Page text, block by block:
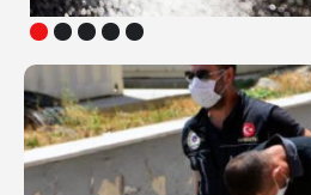
1 2 3 4 5